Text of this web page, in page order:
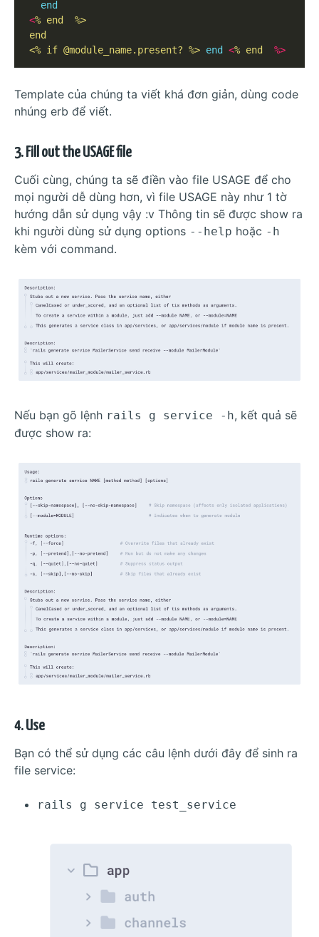
end
<% end
<% if @module_name.present? %> end <% end %>
Template của chúng ta viết khá đơn giản, dùng code
nhúng erb để viết.
3. Fill out the USAGE file
Cuối cùng, chúng ta sẽ điền vào file USAGE để cho
mọi người dễ dùng hơn, vì file USAGE này như 1 tờ
hướng dẫn sử dụng vậy :v Thông tin sẽ được show ra
khi người dùng sử dụng options --help hoặc -h
kèm với command.
Nếu bạn gõ lệnh rails g service -h, kết quả sẽ
được show ra:
4. Use
Bạn có thể sử dụng các câu lệnh dưới đây để sinh ra
file service:
rails g service test_service